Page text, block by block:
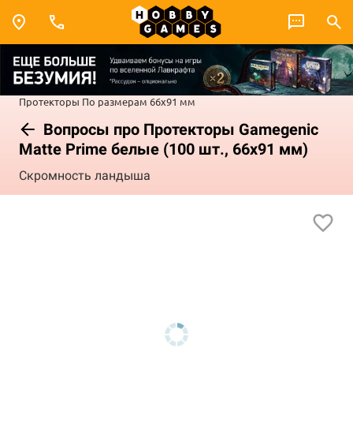
Протекторы По размерам 66x91 мм
Вопросы про Протекторы Gamegenic
Matte Prime белые (100 шт., 66x91 мм)
Скромность ландыша